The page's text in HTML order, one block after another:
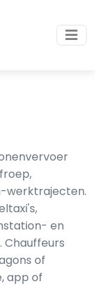
werktrajecten.
en
of
app of